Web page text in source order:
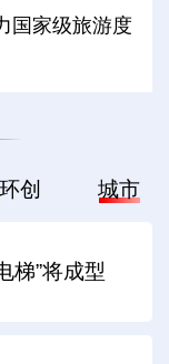
国家级旅游度
环创 城市
梯”将成型